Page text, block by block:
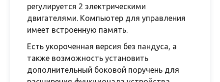
регулируется 2 электрическими
двигателями. Компьютер для управления
имеет встроенную память.
Есть укороченная версия без пандуса, а
также возможность установить
дополнительный боковой поручень для